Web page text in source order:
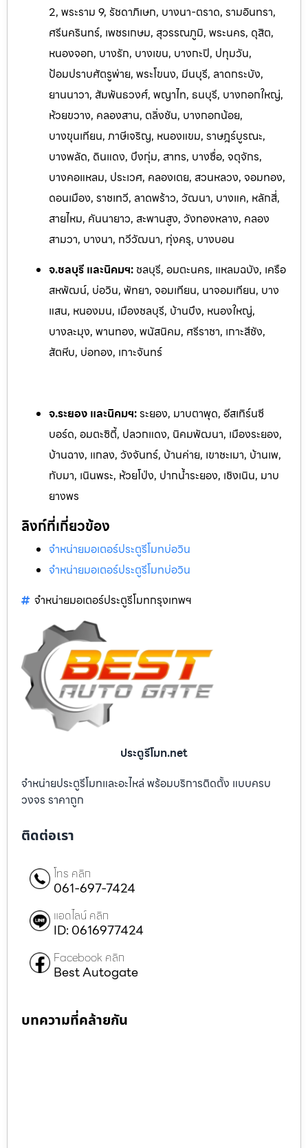
2, พระราม 9, รัชดาภิเษก, บางนา-ตราด, รามอินทรา,
ศรีนครินทร์, เพชรเกษม, สุวรรณภูมิ, พระนคร, ดุสิต,
หนองจอก, บางรัก, บางเขน, บางกะปิ, ปทุมวัน,
ป้อมปราบศัตรูพ่าย, พระโขนง, มีนบุรี, ลาดกระบัง,
ยานนาวา, สัมพันธวงศ์, พญาไท, ธนบุรี, บางกอกใหญ่,
ห้วยขวาง, คลองสาน, ตลิ่งชัน, บางกอกน้อย,
บางขุนเทียน, ภาษีเจริญ, หนองแขม, ราษฎร์บูรณะ,
บางพลัด, ดินแดง, บึงกุ่ม, สาทร, บางซื่อ, จตุจักร,
บางคอแหลม, ประเวศ, คลองเตย, สวนหลวง, จอมทอง,
ดอนเมือง, ราชเทวี, ลาดพร้าว, วัฒนา, บางแค, หลักสี่,
สายไหม, คันนายาว, สะพานสูง, วังทองหลาง, คลอง
สามวา, บางนา, ทวีวัฒนา, ทุ่งครุ, บางบอน
จ.ชลบุรี และนิคมฯ: ชลบุรี, อมตะนคร, แหลมฉบัง, เครือ
สหพัฒน์, บ่อวิน, พัทยา, จอมเทียน, นาจอมเทียน, บาง
แสน, หนองมน, เมืองชลบุรี, บ้านบึง, หนองใหญ่,
บางละมุง, พานทอง, พนัสนิคม, ศรีราชา, เกาะสีชัง,
สัตหีบ, บ่อทอง, เกาะจันทร์
จ.ระยอง และนิคมฯ:ระยอง, มาบตาพุด, อีสเทิร์นซี
บอร์ด, อมตะซิตี้, ปลวกแดง, นิคมพัฒนา, เมืองระยอง,
บ้านฉาง, แกลง, วังจันทร์, บ้านค่าย, เขาชะเมา, บ้านเพ,
ทับมา, เนินพระ, ห้วยโป่ง, ปากน้ำระยอง, เชิงเนิน, มาบ
ยางพร
ลิงก์ที่เกี่ยวข้อง
จำหน่ายมอเตอร์ประตูรีโมทบ่อวิน
จำหน่ายมอเตอร์ประตูรีโมทบ่อวิน
จำหน่ายมอเตอร์ประตูรีโมทกรุงเทพฯ
ประตูรีโมท.net
จำหน่ายประตูรีโมทและอะไหล่ พร้อมบริการติดตั้ง แบบครบ
วงจร ราคาถูก
ติดต่อเรา
โทร คลิก
061-697-7424
แอดไลน์ คลิก
ID: 0616977424
Facebook คลิก
Best Autogate
บทความที่คล้ายกัน